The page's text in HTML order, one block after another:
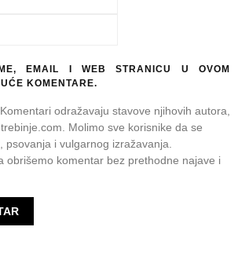
EMAIL I WEB STRANICU U OVOM
KOMENTARE.
odražavaju stavove njihovih autora,
Molimo sve korisnike da se
psovanja i vulgarnog izražavanja.
obrišemo komentar bez prethodne najave i